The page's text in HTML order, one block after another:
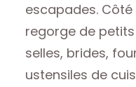
escapades.
regorge de
selles, brides,
ustensiles de